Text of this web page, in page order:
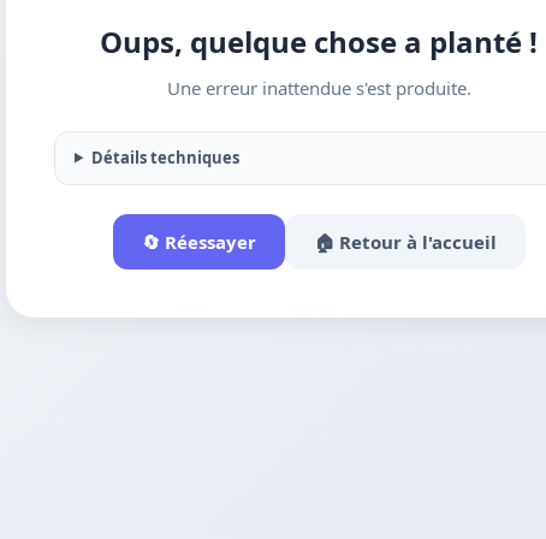
Oups, quelque chose a planté !
Une erreur inattendue s'est produite.
Détails techniques
🔄 Réessayer 🏠 Retour à l'accueil